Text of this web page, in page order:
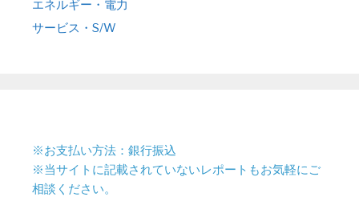
エネルギー・電力
サービス・S/W
※お支払い方法：銀行振込
※当サイトに記載されていないレポートもお気軽にご
相談ください。